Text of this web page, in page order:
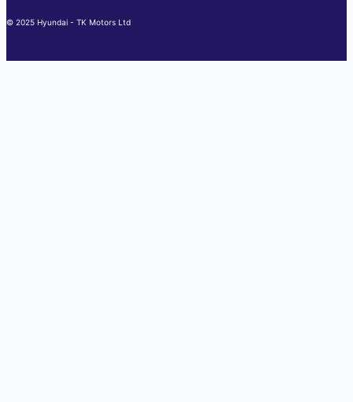
© 2025 Hyundai - TK Motors Ltd